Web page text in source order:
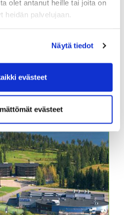
olet antanut heille tai joita on
heidän palvelujaan.
Näytä tiedot
evästeet
evästeet
+ golfpakettien
Tahko Spa tarjoaa
sijainnin keskellä kaikkea.
(0,8 €/min+pvm/mpm) tai